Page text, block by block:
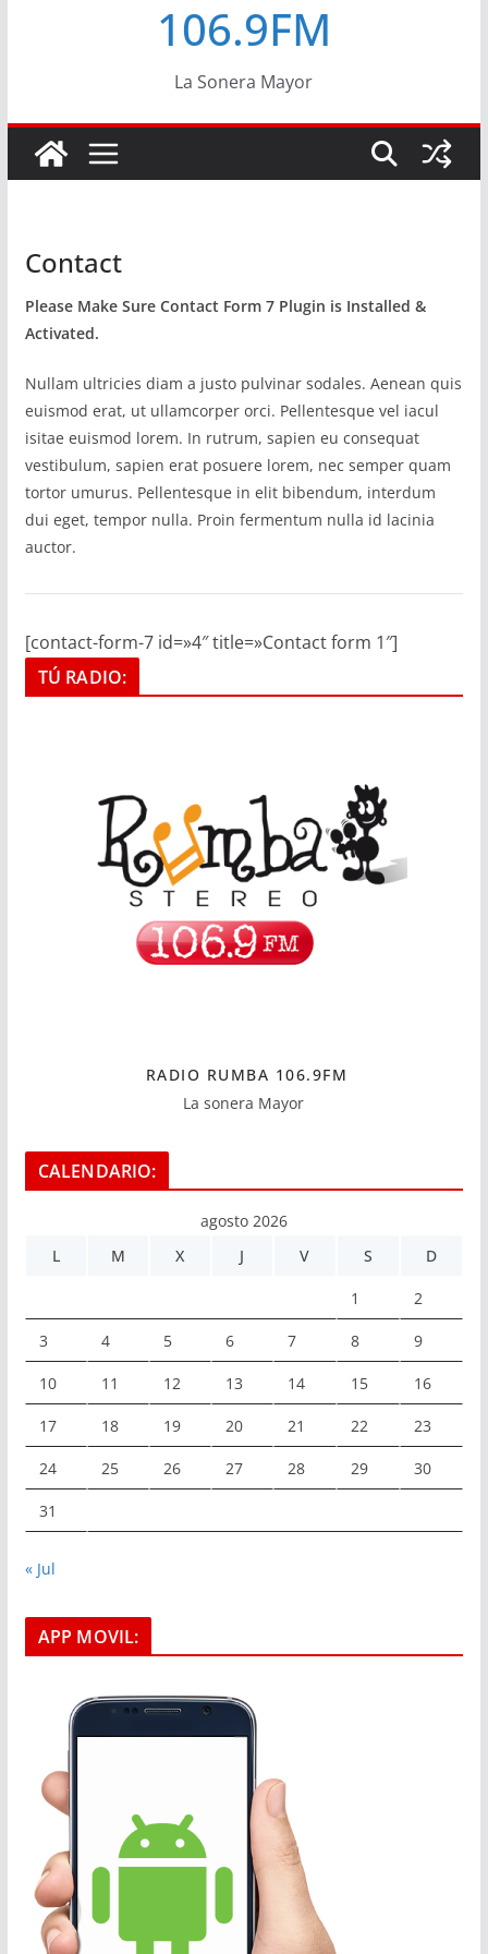
106.9FM
La Sonera Mayor
Contact
Please Make Sure Contact Form 7 Plugin is Installed &
Activated.
Nullam ultricies diam a justo pulvinar sodales. Aenean quis
euismod erat, ut ullamcorper orci. Pellentesque vel iacul
isitae euismod lorem. In rutrum, sapien eu consequat
vestibulum, sapien erat posuere lorem, nec semper quam
tortor umurus. Pellentesque in elit bibendum, interdum
dui eget, tempor nulla. Proin fermentum nulla id lacinia
auctor.
[contact-form-7 id=»4″ title=»Contact form 1″]
TÚ RADIO:
RADIO RUMBA 106.9FM
La sonera Mayor
CALENDARIO:
agosto 2026
L
M X J V S D
1 2
3 4 5 6 7 8 9
10 11 12 13 14 15 16
17 18 19 20 21 22 23
24 25 26 27 28 29 30
31
« Jul
APP MOVIL: